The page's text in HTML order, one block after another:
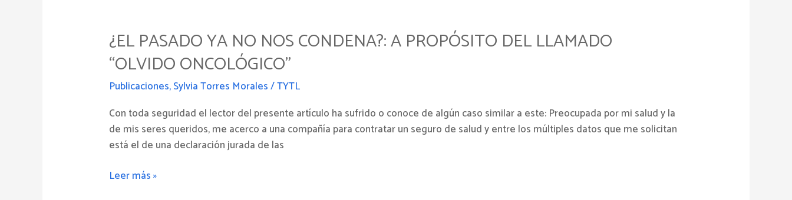
¿EL PASADO YA NO NOS CONDENA?: A PROPÓSITO DEL LLAMADO
“OLVIDO ONCOLÓGICO”
Publicaciones,Sylvia Torres Morales/TYTL
Con toda seguridad el lector del presente artículo ha sufrido o conoce de algún caso similar a este: Preocupada por mi salud y la
de mis seres queridos, me acerco a una compañía para contratar un seguro de salud y entre los múltiples datos que me solicitan
está el de una declaración jurada de las
ya
no
nos
condena?:
propósito
del
llamado
oncológico”
Leer más »